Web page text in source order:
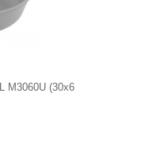
M3060U (30х6